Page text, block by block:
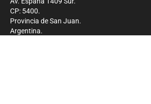
CP: 5400.
Provincia de San Juan.
Argentina.